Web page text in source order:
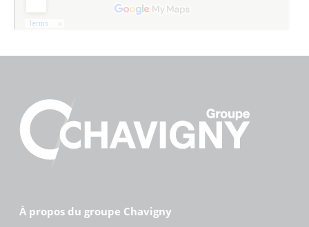
À propos du groupe Chavigny